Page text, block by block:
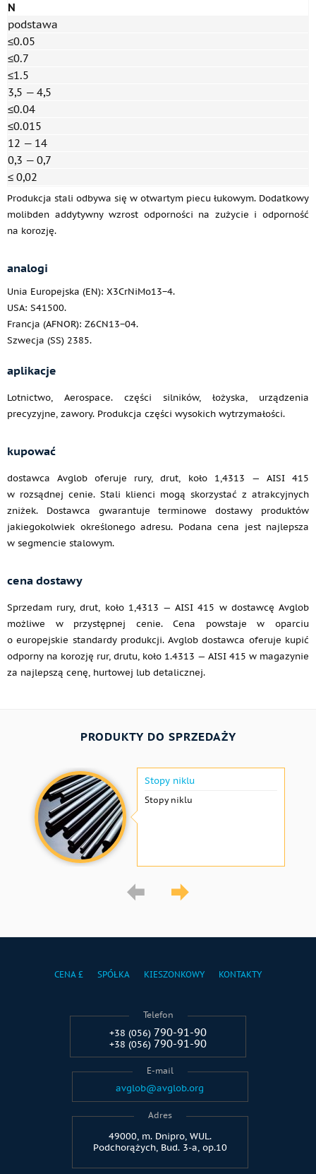
N
podstawa
≤0.05
≤0.7
≤1.5
3,5 — 4,5
≤0.04
≤0.015
12 — 14
0,3 — 0,7
≤ 0,02
Produkcja stali odbywa się w otwartym piecu łukowym. Dodatkowy
molibden addytywny wzrost odporności na zużycie i odporność
na korozję.
analogi
Unia Europejska (EN): X3CrNiMo13−4.
USA: S41500.
Francja (AFNOR): Z6CN13−04.
Szwecja (SS) 2385.
aplikacje
Lotnictwo, Aerospace. części silników, łożyska, urządzenia
precyzyjne, zawory. Produkcja części wysokich wytrzymałości.
kupować
dostawca Avglob oferuje rury, drut, koło 1,4313 — AISI 415
w rozsądnej cenie. Stali klienci mogą skorzystać z atrakcyjnych
zniżek. Dostawca gwarantuje terminowe dostawy produktów
jakiegokolwiek określonego adresu. Podana cena jest najlepsza
w segmencie stalowym.
cena dostawy
Sprzedam rury, drut, koło 1,4313 — AISI 415 w dostawcę Avglob
możliwe w przystępnej cenie. Cena powstaje w oparciu
o europejskie standardy produkcji. Avglob dostawca oferuje kupić
odporny na korozję rur, drutu, koło 1.4313 — AISI 415 w magazynie
za najlepszą cenę, hurtowej lub detalicznej.
PRODUKTY DO SPRZEDAŻY
Stopy niklu
Stopy niklu
CENA £ SPÓŁKA KIESZONKOWY KONTAKTY
Telefon
+38 (056) 790-91-90
+38 (056) 790-91-90
E-mail
avglob@avglob.org
Adres
49000, m. Dnipro, WUL.
Podchorążych, Bud. 3-a, op.10